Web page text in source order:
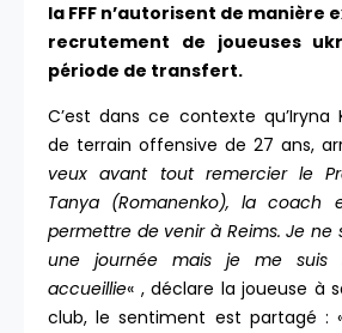
la FFF n’autorisent de manière
recrutement de joueuses
période de transfert.
C’est dans ce contexte qu’Iryna
de terrain offensive de 27 ans,
veux avant tout remercier le
Tanya (Romanenko), la coach
permettre de venir à Reims. Je ne
une journée mais je me suis
accueillie« , déclare la joueuse à
club, le sentiment est partagé :